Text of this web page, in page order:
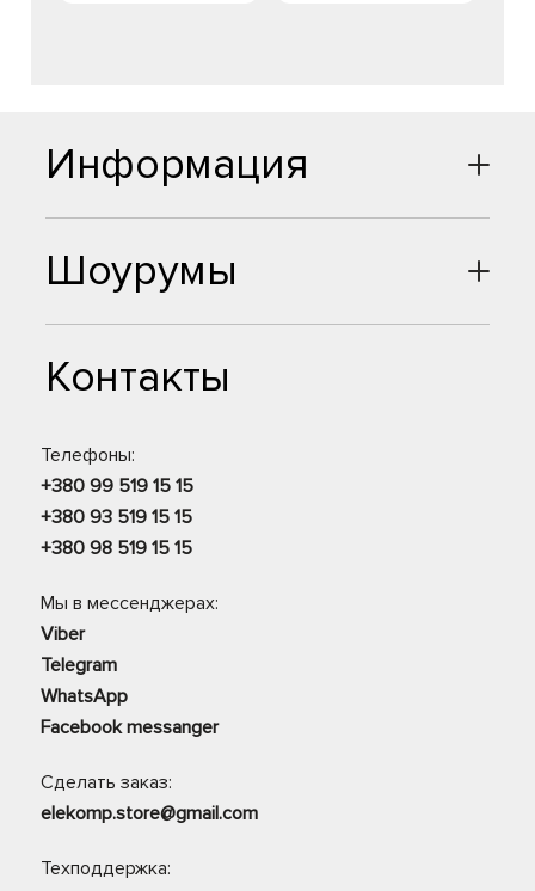
Шоурумы
Контакты
Телефоны:
+380 99 519 15 15
+380 93 519 15 15
+380 98 519 15 15
Мы в мессенджерах:
Viber
Telegram
WhatsApp
Facebook messanger
Сделать заказ:
elekomp.store@gmail.com
Техподдержка:
Информация